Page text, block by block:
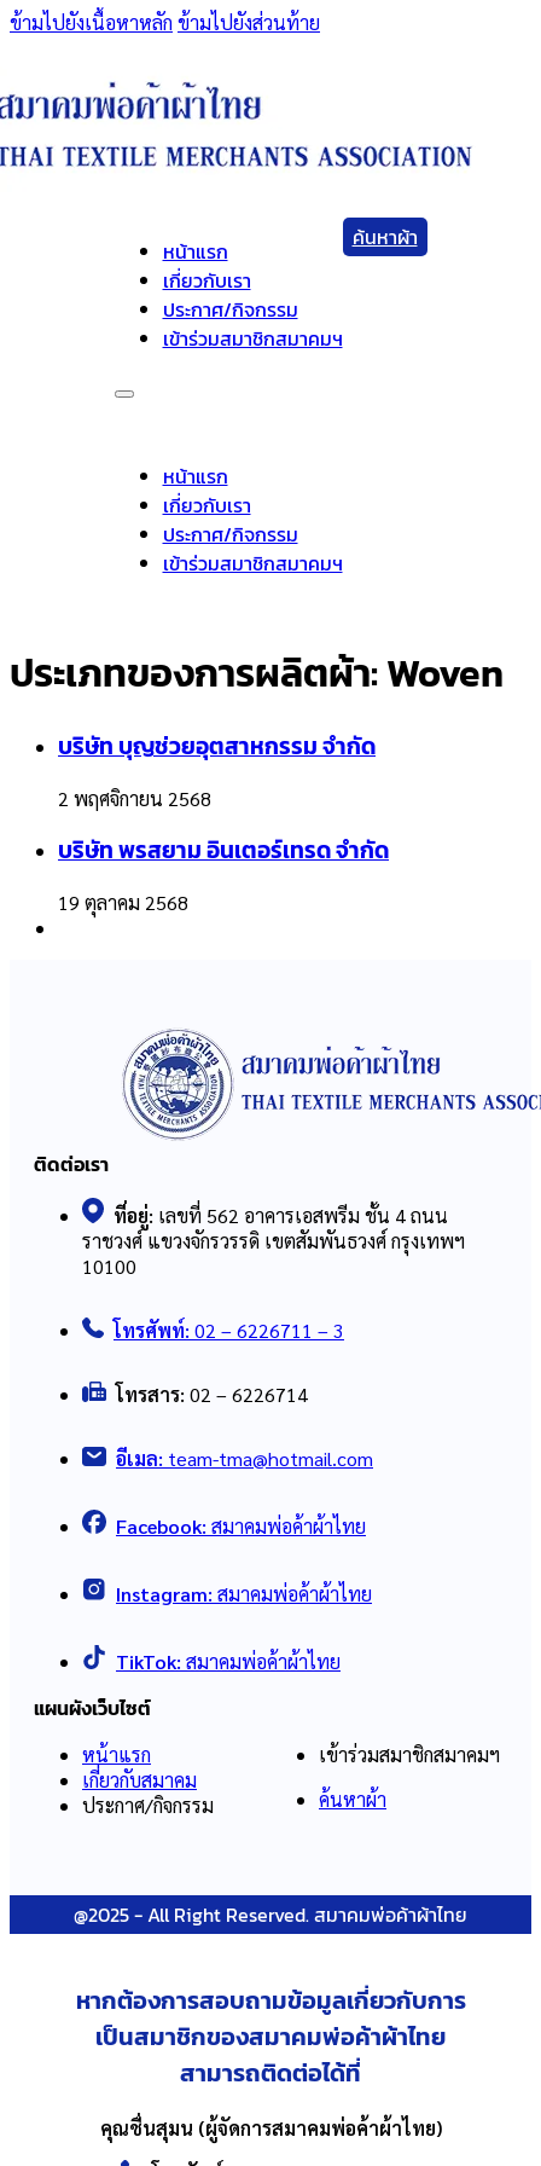
ข้ามไปยังเนื้อหาหลัก ข้ามไปยังส่วนท้าย
หน้าแรก
เกี่ยวกับเรา
ประกาศ/กิจกรรม
เข้าร่วมสมาชิกสมาคมฯ
หน้าแรก
เกี่ยวกับเรา
ประกาศ/กิจกรรม
เข้าร่วมสมาชิกสมาคมฯ
ค้นหาผ้า
ประเภทของการผลิตผ้า:Woven
บริษัท บุญช่วยอุตสาหกรรม จำกัด
2 พฤศจิกายน 2568
บริษัท พรสยาม อินเตอร์เทรด จำกัด
19 ตุลาคม 2568
ติดต่อเรา
ที่อยู่: เลขที่ 562 อาคารเอสพรีม ชั้น 4 ถนน
ราชวงศ์ แขวงจักรวรรดิ เขตสัมพันธวงศ์ กรุงเทพฯ
10100
โทรศัพท์: 02 – 6226711 – 3
โทรสาร: 02 – 6226714
อีเมล: team-tma@hotmail.com
Facebook: สมาคมพ่อค้าผ้าไทย
Instagram: สมาคมพ่อค้าผ้าไทย
TikTok: สมาคมพ่อค้าผ้าไทย
แผนผังเว็บไซต์
หน้าแรก
เกี่ยวกับสมาคม
ประกาศ/กิจกรรม
เข้าร่วมสมาชิกสมาคมฯ
ค้นหาผ้า
@2025 - All Right Reserved. สมาคมพ่อค้าผ้าไทย
หากต้องการสอบถามข้อมูลเกี่ยวกับการ
เป็นสมาชิกของสมาคมพ่อค้าผ้าไทย
สามารถติดต่อได้ที่
คุณชื่นสุมน (ผู้จัดการสมาคมพ่อค้าผ้าไทย)